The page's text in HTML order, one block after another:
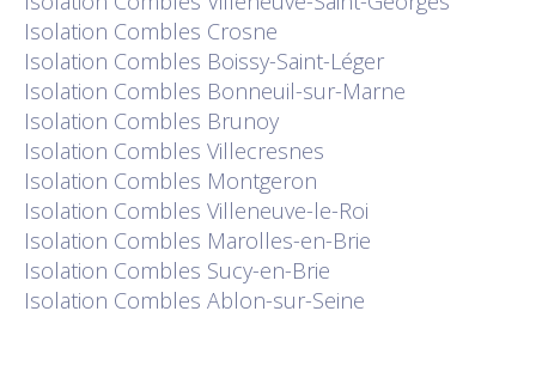
Isolation Combles Crosne
Isolation Combles Boissy-Saint-Léger
Isolation Combles Bonneuil-sur-Marne
Isolation Combles Brunoy
Isolation Combles Villecresnes
Isolation Combles Montgeron
Isolation Combles Villeneuve-le-Roi
Isolation Combles Marolles-en-Brie
Isolation Combles Sucy-en-Brie
Isolation Combles Ablon-sur-Seine